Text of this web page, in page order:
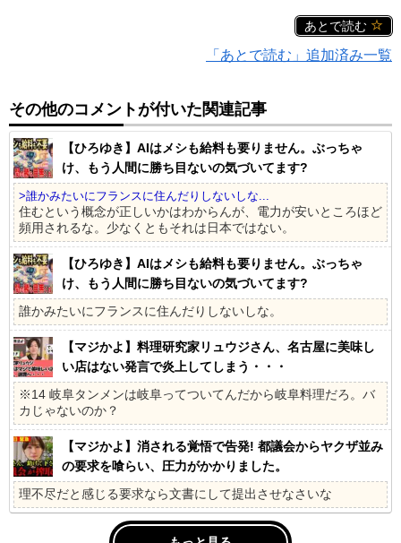
あとで読む
「あとで読む」追加済み一覧
その他のコメントが付いた関連記事
【ひろゆき】AIはメシも給料も要りません。ぶっちゃ
け、もう人間に勝ち目ないの気づいてます?
>誰かみたいにフランスに住んだりしないしな...
住むという概念が正しいかはわからんが、電力が安いところほど
頻用されるな。少なくともそれは日本ではない。
【ひろゆき】AIはメシも給料も要りません。ぶっちゃ
け、もう人間に勝ち目ないの気づいてます?
誰かみたいにフランスに住んだりしないしな。
【マジかよ】料理研究家リュウジさん、名古屋に美味し
い店はない発言で炎上してしまう・・・
※14 岐阜タンメンは岐阜ってついてんだから岐阜料理だろ。バ
カじゃないのか？
【マジかよ】消される覚悟で告発! 都議会からヤクザ並み
の要求を喰らい、圧力がかかりました。
理不尽だと感じる要求なら文書にして提出させなさいな